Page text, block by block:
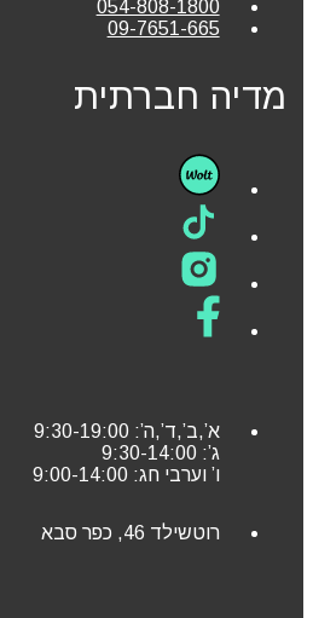
054-808-1800
09-7651-665
מדיה חברתית
א’,ב’,ד’,ה’: 9:30-19:00
ג’: 9:30-14:00
ו’ וערבי חג: 9:00-14:00
רוטשילד 46, כפר סבא